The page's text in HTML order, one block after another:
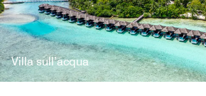
Villa sull’acqua